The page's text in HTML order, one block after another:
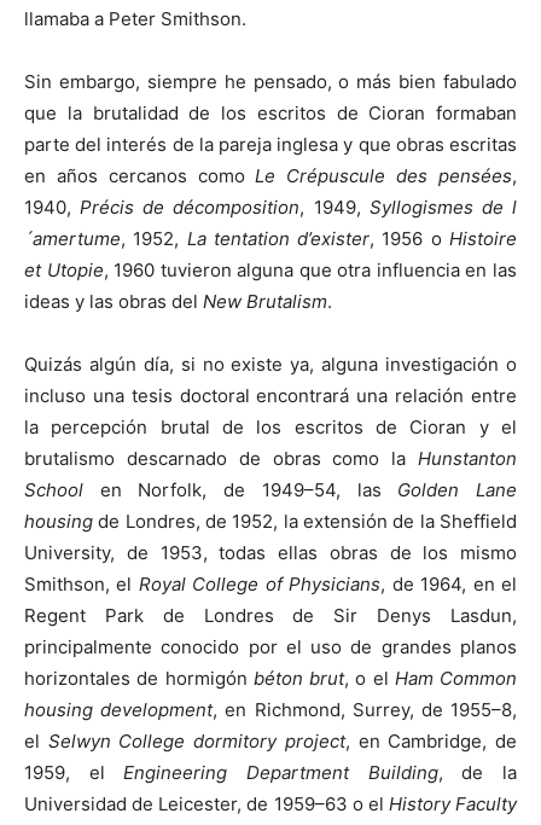
llamaba a Peter Smithson.
Sin embargo, siempre he pensado, o más bien fabulado
que la brutalidad de los escritos de Cioran formaban
parte del interés de la pareja inglesa y que obras escritas
en años cercanos comoLe Crépuscule des pensées,
1940,Précis de décomposition, 1949, Syllogismes de l
´amertume, 1952, La tentation d’exister, 1956 oHistoire
et Utopie, 1960 tuvieron alguna que otra influencia en las
ideas y las obras del New Brutalism.
Quizás algún día, si no existe ya, alguna investigación o
incluso una tesis doctoral encontrará una relación entre
la percepción brutal de los escritos de Cioran y el
brutalismo descarnado de obras como la Hunstanton
School en Norfolk, de 1949–54, las Golden Lane
housing de Londres, de 1952, la extensión de la Sheffield
University, de 1953, todas ellas obras de los mismo
Smithson, el Royal College of Physicians, de 1964, en el
Regent Park de Londres de Sir Denys Lasdun,
principalmente conocido por el uso de grandes planos
horizontales de hormigón béton brut, o el Ham Common
housing development, en Richmond, Surrey, de 1955–8,
el Selwyn College dormitory project, en Cambridge, de
1959, elEngineering Department Building, de la
Universidad de Leicester, de 1959–63 o el History Faculty